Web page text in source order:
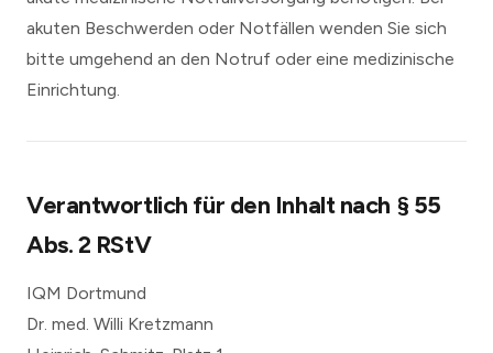
akuten Beschwerden oder Notfällen wenden Sie sich
bitte umgehend an den Notruf oder eine medizinische
Einrichtung.
Verantwortlich für den Inhalt nach § 55
Abs. 2 RStV
IQM Dortmund
Dr. med. Willi Kretzmann